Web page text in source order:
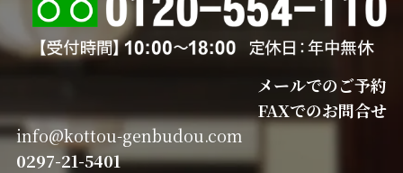
メールでのご予約
FAXでのお問合せ
info@kottou-genbudou.com
0297-21-5401